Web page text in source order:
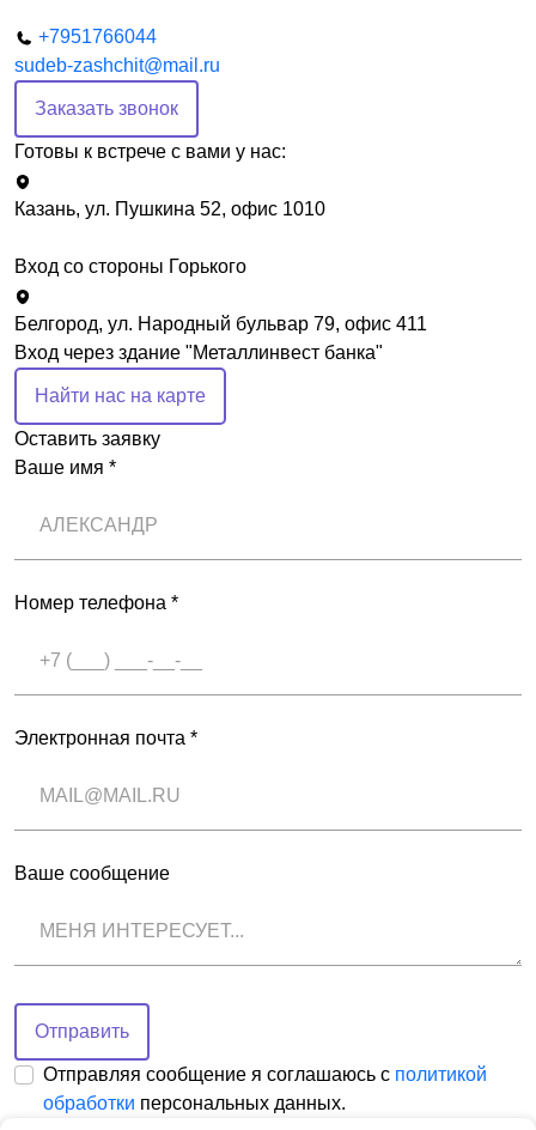
+7951766044
sudeb-zashchit@mail.ru
Заказать звонок
Готовы к встрече с вами у нас:
Казань, ул. Пушкина 52, офис 1010
Вход со стороны Горького
Белгород, ул. Народный бульвар 79, офис 411
Вход через здание "Металлинвест банка"
Найти нас на карте
Оставить заявку
Ваше имя *
Номер телефона *
Электронная почта *
Ваше сообщение
Отправить
Отправляя сообщение я соглашаюсь с политикой
обработки персональных данных.